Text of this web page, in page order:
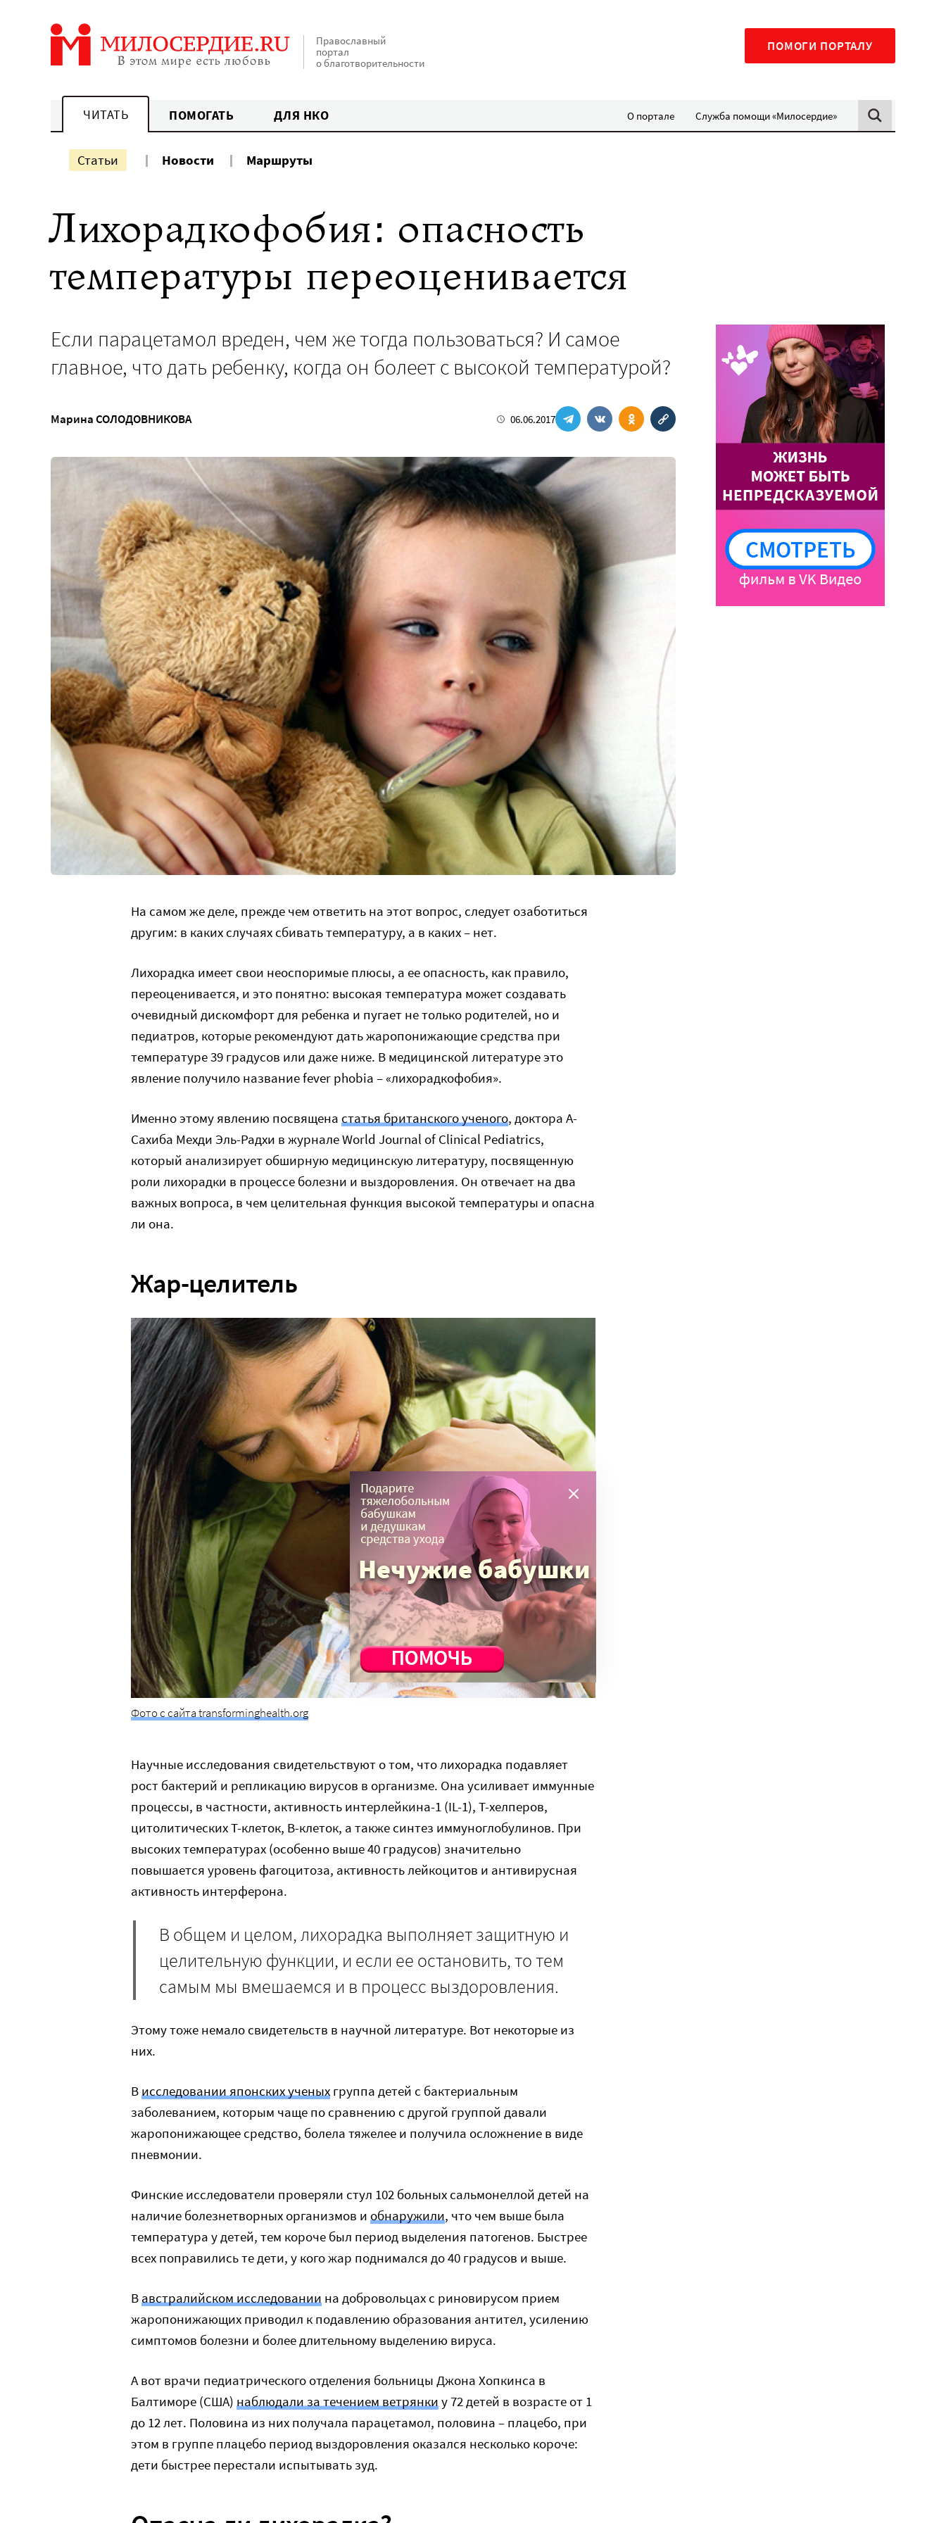
Православный
портал
о благотворительности
ПОМОГИ ПОРТАЛУ
ЧИТАТЬ ПОМОГАТЬ ДЛЯ НКО О портале Служба помощи «Милосердие»
Статьи Новости Маршруты
Лихорадкофобия: опасность
температуры переоценивается
Если парацетамол вреден, чем же тогда пользоваться? И самое
главное, что дать ребенку, когда он болеет с высокой температурой?
Марина СОЛОДОВНИКОВА 06.06.2017
На самом же деле, прежде чем ответить на этот вопрос, следует озаботиться
другим: в каких случаях сбивать температуру, а в каких – нет.
Лихорадка имеет свои неоспоримые плюсы, а ее опасность, как правило,
переоценивается, и это понятно: высокая температура может создавать
очевидный дискомфорт для ребенка и пугает не только родителей, но и
педиатров, которые рекомендуют дать жаропонижающие средства при
температуре 39 градусов или даже ниже. В медицинской литературе это
явление получило название fever phobia – «лихорадкофобия».
Именно этому явлению посвящена статья британского ученого, доктора А-
Сахиба Мехди Эль-Радхи в журнале World Journal of Clinical Pediatrics,
который анализирует обширную медицинскую литературу, посвященную
роли лихорадки в процессе болезни и выздоровления. Он отвечает на два
важных вопроса, в чем целительная функция высокой температуры и опасна
ли она.
Жар-целитель
Фото с сайта transforminghealth.org
Научные исследования свидетельствуют о том, что лихорадка подавляет
рост бактерий и репликацию вирусов в организме. Она усиливает иммунные
процессы, в частности, активность интерлейкина-1 (IL-1), Т-хелперов,
цитолитических Т-клеток, В-клеток, а также синтез иммуноглобулинов. При
высоких температурах (особенно выше 40 градусов) значительно
повышается уровень фагоцитоза, активность лейкоцитов и антивирусная
активность интерферона.
В общем и целом, лихорадка выполняет защитную и
целительную функции, и если ее остановить, то тем
самым мы вмешаемся и в процесс выздоровления.
Этому тоже немало свидетельств в научной литературе. Вот некоторые из
них.
В исследовании японских ученых группа детей с бактериальным
заболеванием, которым чаще по сравнению с другой группой давали
жаропонижающее средство, болела тяжелее и получила осложнение в виде
пневмонии.
Финские исследователи проверяли стул 102 больных сальмонеллой детей на
наличие болезнетворных организмов и обнаружили, что чем выше была
температура у детей, тем короче был период выделения патогенов. Быстрее
всех поправились те дети, у кого жар поднимался до 40 градусов и выше.
В австралийском исследовании на добровольцах с риновирусом прием
жаропонижающих приводил к подавлению образования антител, усилению
симптомов болезни и более длительному выделению вируса.
А вот врачи педиатрического отделения больницы Джона Хопкинса в
Балтиморе (США) наблюдали за течением ветрянки у 72 детей в возрасте от 1
до 12 лет. Половина из них получала парацетамол, половина – плацебо, при
этом в группе плацебо период выздоровления оказался несколько короче:
дети быстрее перестали испытывать зуд.